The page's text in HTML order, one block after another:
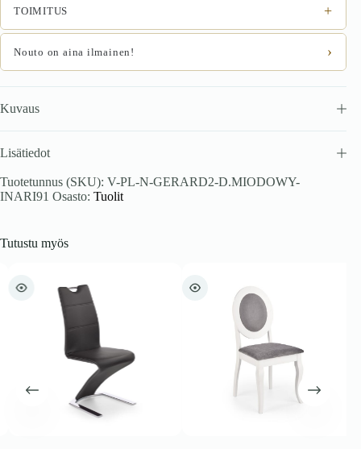
TOIMITUS +
Nouto on aina ilmainen! ›
Kuvaus
Lisätiedot
Tuotetunnus (SKU): V-PL-N-GERARD2-D.MIODOWY-
INARI91 Osasto: Tuolit
Tutustu myös